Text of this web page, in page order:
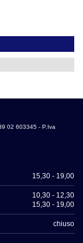
02 603345 - P.Iva
15,30 - 19,00
10,30 - 12,30
15,30 - 19,00
chiuso